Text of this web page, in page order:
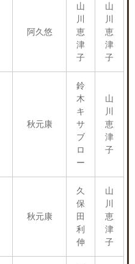
阿久悠
山
川
恵
津
子
山
川
恵
津
子
秋元康
鈴
木
キ
サ
ブ
ロ
ー
山
川
恵
津
子
秋元康
久
保
田
利
伸
山
川
恵
津
子